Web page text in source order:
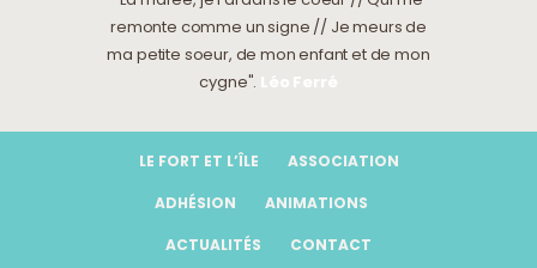
remonte comme un signe // Je meurs de
ma petite soeur, de mon enfant et de mon
cygne". Léo Ferré
LE FORT ET L’ÎLE ASSOCIATION
ADHÉSION ANIMATIONS
ACTUALITÉS CONTACT